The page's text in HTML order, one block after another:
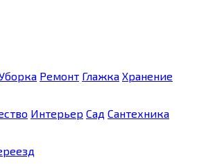
Ремонт Глажка Хранение
Интерьер Сад Сантехника